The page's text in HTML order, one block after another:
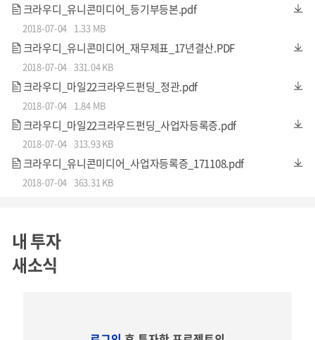
빵빵 터지는 시원시원한 볼거리!
크라우디_유니콘미디어_등기부등본.pdf
2018-07-04 1.33 MB
크라우디_유니콘미디어_재무제표_17년결산.PDF
2018-07-04 331.04 KB
크라우디_마일22크라우드펀딩_정관.pdf
2018-07-04 1.84 MB
크라우디_마일22크라우드펀딩_사업자등록증.pdf
2018-07-04 313.93 KB
크라우디_유니콘미디어_사업자등록증_171108.pdf
2018-07-04 363.31 KB
내 투자
새소식